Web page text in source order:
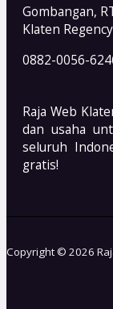
Gombangan,
Klaten
0882-0056-
Raja Web
dan usaha
seluruh
gratis!
Copyright © 2026